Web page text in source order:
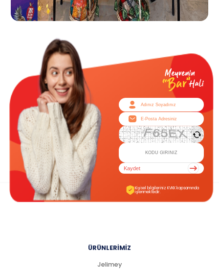
Kaydet
Kişisel bilgileriniz KVKK kapsamında
işlenmektedir.
ÜRÜNLERİMİZ
Jelimey